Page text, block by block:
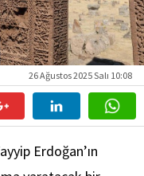
26 Ağustos 2025 Salı 10:08
Erdoğan’ın